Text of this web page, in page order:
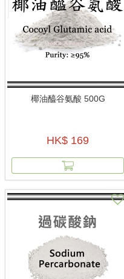
椰油醯谷氨酸 500G
HK$ 169